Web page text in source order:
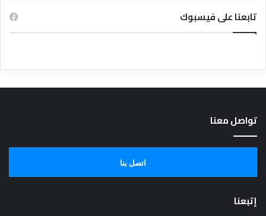
تابعنا على فيسبوك
تواصل معنا
اتصل بنا
إتبعنا